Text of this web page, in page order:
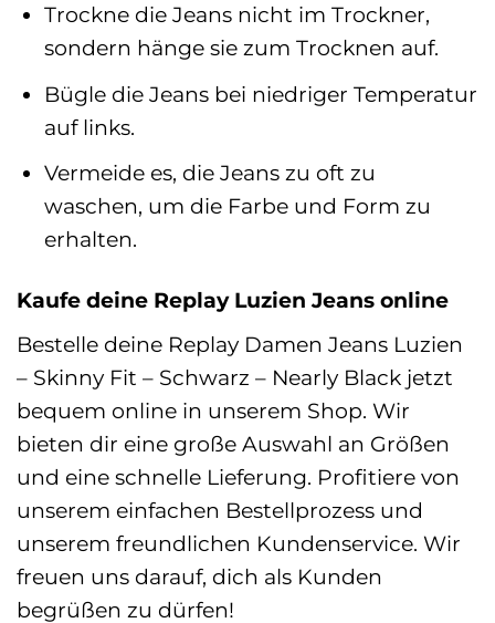
Trockne die Jeans nicht im Trockner,
sondern hänge sie zum Trocknen auf.
Bügle die Jeans bei niedriger Temperatur
auf links.
Vermeide es, die Jeans zu oft zu
waschen, um die Farbe und Form zu
erhalten.
Kaufe deine Replay Luzien Jeans online
Bestelle deine Replay Damen Jeans Luzien
– Skinny Fit – Schwarz – Nearly Black jetzt
bequem online in unserem Shop. Wir
bieten dir eine große Auswahl an Größen
und eine schnelle Lieferung. Profitiere von
unserem einfachen Bestellprozess und
unserem freundlichen Kundenservice. Wir
freuen uns darauf, dich als Kunden
begrüßen zu dürfen!